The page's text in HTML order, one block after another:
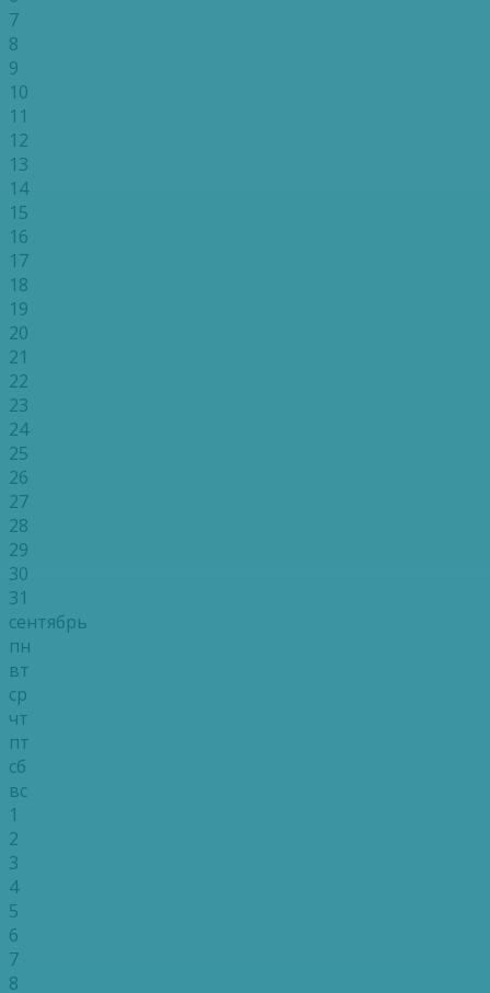
7
8
9
10
11
12
13
14
15
16
17
18
19
20
21
22
23
24
25
26
27
28
29
30
31
сентябрь
пн
вт
ср
чт
пт
сб
вс
1
2
3
4
5
6
7
8